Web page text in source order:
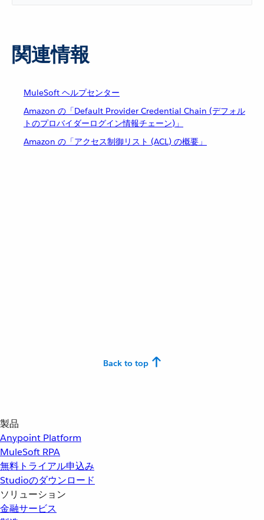
関連情報
MuleSoft ヘルプセンター
Amazon の「Default Provider Credential Chain (デフォル
トのプロバイダーログイン情報チェーン)」
Amazon の「アクセス制御リスト (ACL) の概要」
Back to top
製品
Anypoint Platform
MuleSoft RPA
無料トライアル申込み
Studioのダウンロード
ソリューション
金融サービス